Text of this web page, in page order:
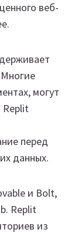
веб-
могут
Replit
перед
данных.
и Bolt,
Replit
из